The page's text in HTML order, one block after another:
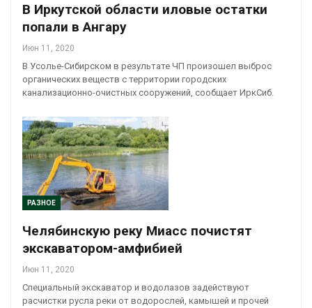
В Иркутской области иловые остатки
попали в Ангару
Июн 11, 2020
В Усолье-Сибирском в результате ЧП произошел выброс
органических веществ с территории городских
канализационно-очистных сооружений, сообщает ИркСиб.
РАЗНОЕ
Челябинскую реку Миасс почистят
экскаватором-амфибией
Июн 11, 2020
Специальный экскаватор и водолазов задействуют
расчистки русла реки от водорослей, камышей и прочей